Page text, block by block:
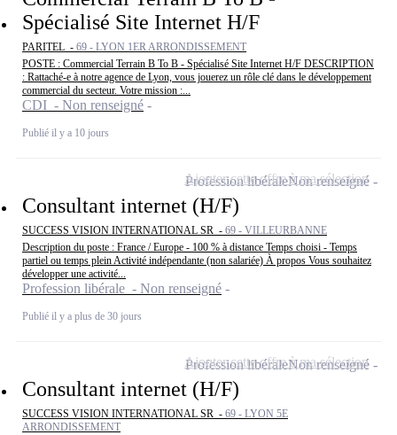
Spécialisé Site Internet H/F
PARITEL - 69 - LYON 1ER ARRONDISSEMENT
POSTE : Commercial Terrain B To B - Spécialisé Site Internet H/F DESCRIPTION
: Rattaché-e à notre agence de Lyon, vous jouerez un rôle clé dans le développement
commercial du secteur. Votre mission :...
CDI - Non renseigné
Publié il y a 10 jours
Consultant internet (H/F)
SUCCESS VISION INTERNATIONAL SR - 69 - VILLEURBANNE
Description du poste : France / Europe - 100 % à distance Temps choisi - Temps
partiel ou temps plein Activité indépendante (non salariée) À propos Vous souhaitez
développer une activité...
Profession libérale - Non renseigné
Publié il y a plus de 30 jours
Profession libéraleNon renseigné
Ajouter cette offre à ma sélection
Consultant internet (H/F)
SUCCESS VISION INTERNATIONAL SR - 69 - LYON 5E
ARRONDISSEMENT
Profession libéraleNon renseigné
Ajouter cette offre à ma sélection